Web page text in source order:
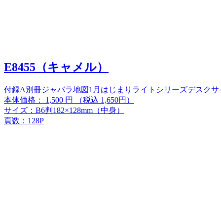
E8455（キャメル）
付録A 別冊ジャバラ地図 1月はじまり ライトシリーズデスクサ
本体価格：
1,500 円
（税込 1,650円）
サイズ：B6判182×128mm（中身）
頁数：128P